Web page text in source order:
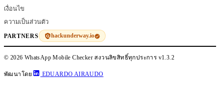
เงื่อนไข
ความเป็นส่วนตัว
PARTNERS hackunderway.io
© 2026 WhatsApp Mobile Checker สงวนลิขสิทธิ์ทุกประการ v1.3.2
พัฒนาโดย EDUARDO AIRAUDO